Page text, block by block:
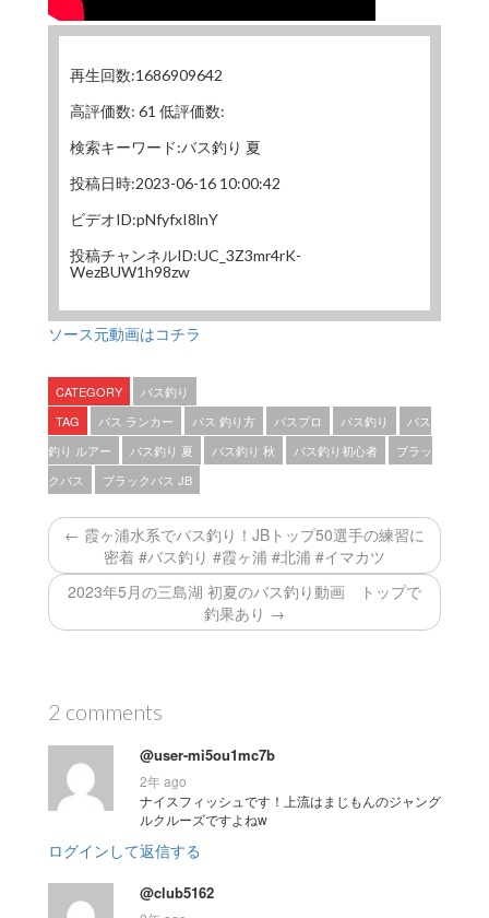
再生回数:1686909642
高評価数: 61 低評価数:
検索キーワード:バス釣り 夏
投稿日時:2023-06-16 10:00:42
ビデオID:pNfyfxI8lnY
投稿チャンネルID:UC_3Z3mr4rK-
WezBUW1h98zw
ソース元動画はコチラ
CATEGORY
バス釣り
TAG
バス ランカー バス 釣り方 バスプロ バス釣り
バス
釣り ルアー
バス釣り 夏 バス釣り 秋 バス釣り初心者
ブラッ
クバス
ブラックバス JB
← 霞ヶ浦水系でバス釣り！JBトップ50選手の練習に
密着 #バス釣り #霞ヶ浦 #北浦 #イマカツ
2023年5月の三島湖 初夏のバス釣り動画 トップで
釣果あり →
2 comments
@user-mi5ou1mc7b
2年 ago
ナイスフィッシュです！上流はまじもんのジャング
ルクルーズですよねw
ログインして返信する
@club5162